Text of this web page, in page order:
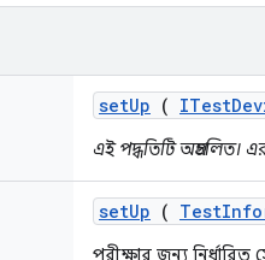
setUp ( ITest
এই পদ্ধতিটি অপ্রচলিত।
setUp ( Test
পরীক্ষার জন্য